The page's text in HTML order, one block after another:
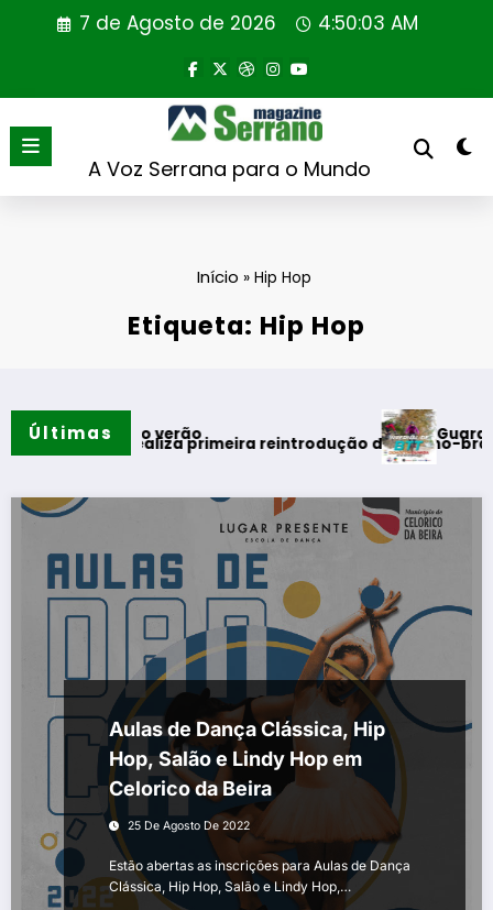
7 de Agosto de 2026 4:50:04 AM
A Voz Serrana para o Mundo
Início » Hip Hop
Etiqueta: Hip Hop
Últimas
do verão
realiza primeira reintrodução de coelho-bravo em
Guarda
Aulas de Dança Clássica, Hip
Hop, Salão e Lindy Hop em
Celorico da Beira
25 De Agosto De 2022
Estão abertas as inscrições para Aulas de Dança
Clássica, Hip Hop, Salão e Lindy Hop,…